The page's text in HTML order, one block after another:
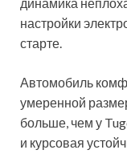
динамика
настройки
старте.
Автомобиль
умеренной
больше, чем у
и курсовая